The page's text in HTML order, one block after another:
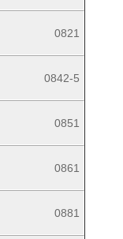
0821
0842-5
0851
0861
0881